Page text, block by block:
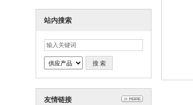
站内搜索
友情链接